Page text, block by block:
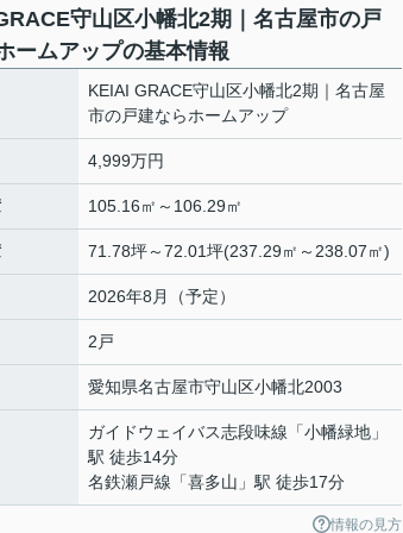
守山区小幡北2期｜名古屋市の戸
ームアップの基本情報
KEIAI GRACE守山区小幡北2期｜名古屋
市の戸建ならホームアップ
4,999万円
105.16㎡～106.29㎡
71.78坪～72.01坪(237.29㎡～238.07㎡)
2026年8月（予定）
2戸
愛知県名古屋市守山区小幡北2003
ガイドウェイバス志段味線 「小幡緑地 」
駅 徒歩14分
名鉄瀬戸線 「喜多山 」駅 徒歩17分
情報の見方